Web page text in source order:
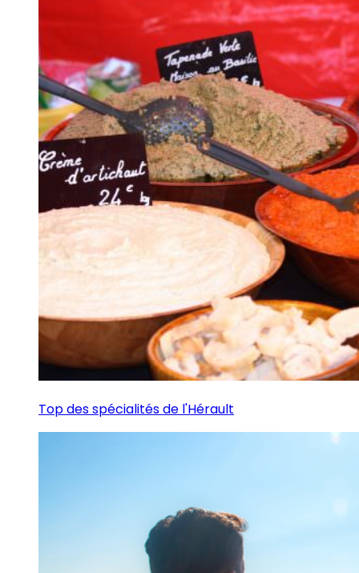
Top des spécialités de l'Hérault